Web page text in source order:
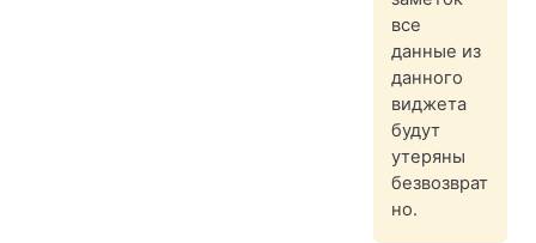
все
данные из
данного
виджета
будут
утеряны
безвозврат
но.